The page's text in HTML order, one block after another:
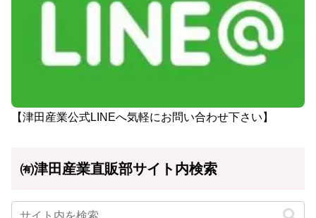
【津田産業公式LINEへ気軽にお問い合わせ下さい】
㈲津田産業直販部サイト内検索